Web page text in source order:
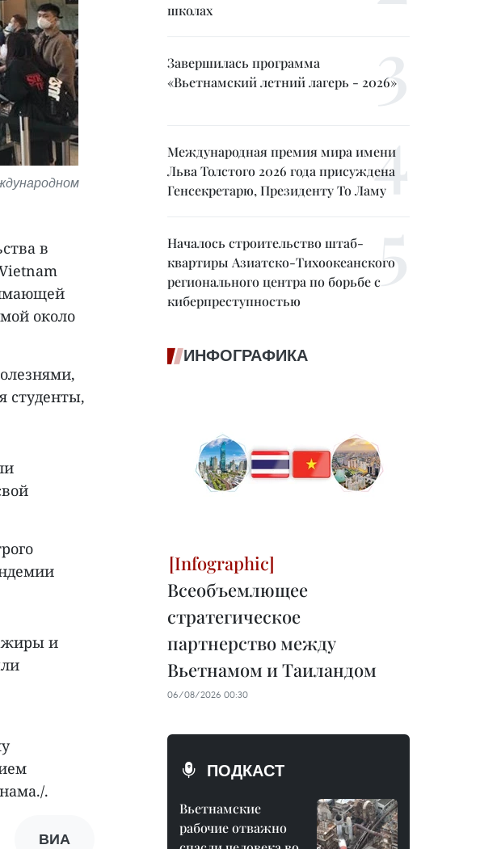
в
около
студенты,
и
.
ВИА
школах
Завершилась программа
«Вьетнамский летний лагерь - 2026»
Международная премия мира имени
Льва Толстого 2026 года присуждена
Генсекретарю, Президенту То Ламу
Началось строительство штаб-
квартиры Азиатско-Тихоокеанского
регионального центра по борьбе с
киберпреступностью
ИНФОГРАФИКА
Всеобъемлющее
стратегическое
партнерство между
Вьетнамом и Таиландом
06/08/2026 00:30
ПОДКАСТ
Вьетнамские
рабочие отважно